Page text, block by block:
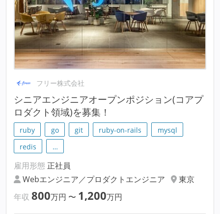
フリー株式会社
シニアエンジニアオープンポジション(コアプ
ロダクト領域)を募集！
ruby go git ruby-on-rails
mysql
redis
…
雇用形態 正社員
Webエンジニア／プロダクトエンジニア
東京
年収 800万円 〜 1,200万円